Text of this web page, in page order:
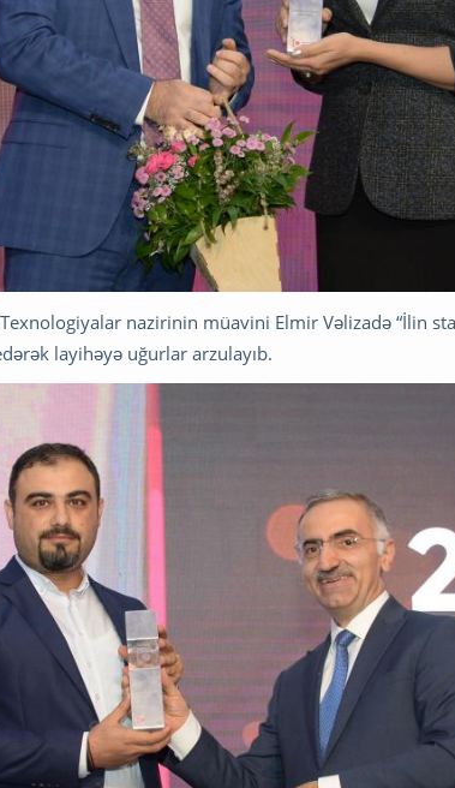
nazirinin müavini Elmir Vəlizadə “İlin
layihəyə uğurlar arzulayıb.